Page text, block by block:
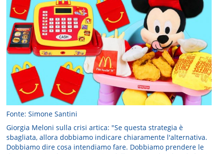
Fonte: Simone Santini
Giorgia Meloni sulla crisi artica: "Se questa strategia è
sbagliata, allora dobbiamo indicare chiaramente l'alternativa.
Dobbiamo dire cosa intendiamo fare. Dobbiamo prendere le